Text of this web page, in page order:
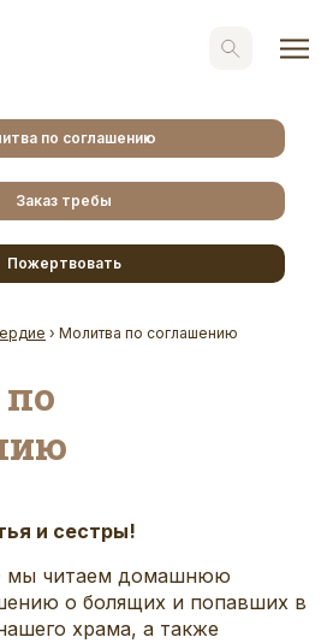
по соглашению
Заказ требы
Пожертвовать
› Молитва по соглашению
и сестры!
мы читаем домашнюю
о болящих и попавших в
храма, а также